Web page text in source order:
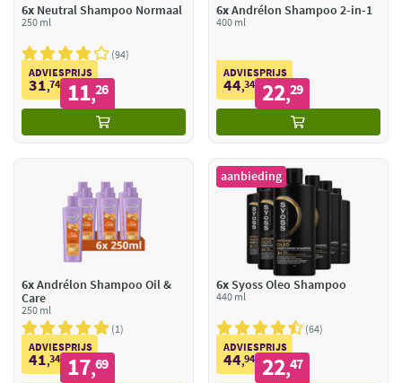
6x Neutral Shampoo Normaal
250 ml
94
ADVIESPRIJS
31,74 11,26
6xAndrélon Shampoo 2-in-1
400 ml
ADVIESPRIJS
44,34 22,29
6xAndrélon Shampoo Oil &
Care
250 ml
1
ADVIESPRIJS
41,34 17,69
aanbieding
6xSyoss Oleo Shampoo
440 ml
64
ADVIESPRIJS
44,94 22,47